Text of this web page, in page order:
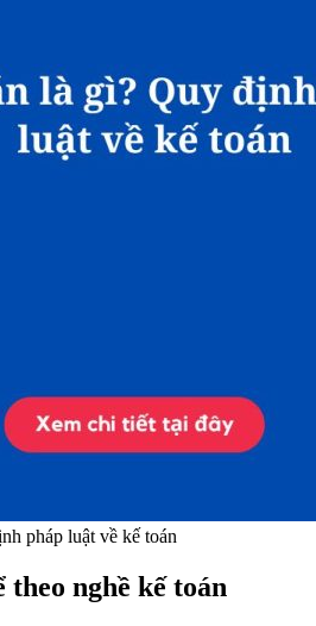
pháp luật về kế toán
theo nghề kế toán